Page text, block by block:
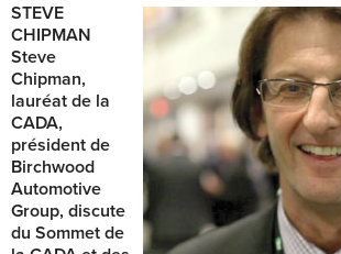
STEVE
CHIPMAN
Steve
Chipman,
lauréat de la
CADA,
président de
Birchwood
Automotive
Group, discute
du Sommet de